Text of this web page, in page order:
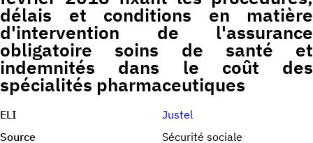
délais et conditions en matière
d'intervention de l'assurance
obligatoire soins de santé et
indemnités dans le coût des
spécialités pharmaceutiques
ELI
Justel
Source
Sécurité sociale